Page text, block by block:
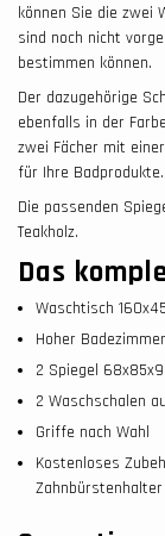
können Sie die zwei
sind noch nicht
bestimmen können.
Der dazugehörige
ebenfalls in der
zwei Fächer mit
für Ihre Badprodukte.
Die passenden
Teakholz.
Das
Waschtisch
Hoher
2 Spiegel
2 Waschschalen
Griffe nach Wahl
Kostenloses